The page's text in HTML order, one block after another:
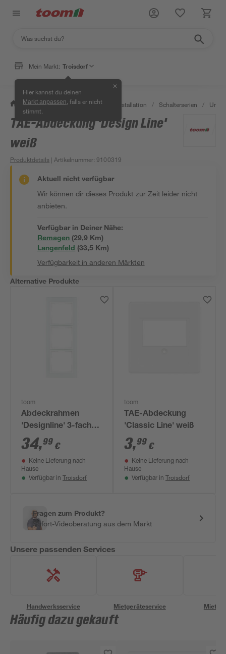
Mein Markt: Troisdorf
Hier kannst du deinen
Markt anpassen , falls er nicht
stimmt.
✕
/ Bauen & Renovieren / Elektroinstallation / Schalterserien /
TAE-Abdeckung 'Design Line'
weiß
Produktdetails | Artikelnummer:9100319
Aktuell nicht verfügbar
Wir können dir dieses Produkt zur Zeit leider nicht
anbieten.
Verfügbar in Deiner Nähe:
Remagen (29,9 Km)
Langenfeld (33,5 Km)
Verfügbarkeit in anderen Märkten
Alternative Produkte
toom
Abdeckrahmen
'Designline' 3-fach
Glas
34,99 €
Keine Lieferung nach
Hause
Verfügbar in Troisdorf
toom
TAE-Abdeckung
'Classic Line' weiß
3,99 €
Keine Lieferung nach
Hause
Verfügbar in Troisdorf
Fragen zum Produkt?
Sofort-Videoberatung aus dem Markt
Unsere passenden Services
Handwerksservice Mietgeräteservice
Häufig dazu gekauft